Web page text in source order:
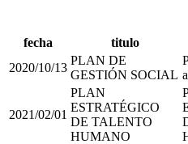
fecha titulo
2020/10/13
PLAN DE
GESTIÓN SOCIAL
2021/02/01
PLAN
ESTRATÉGICO
DE TALENTO
HUMANO